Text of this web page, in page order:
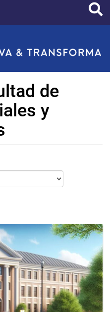
de
y